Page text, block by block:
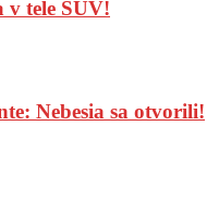
tele SUV!
Nebesia sa otvorili!